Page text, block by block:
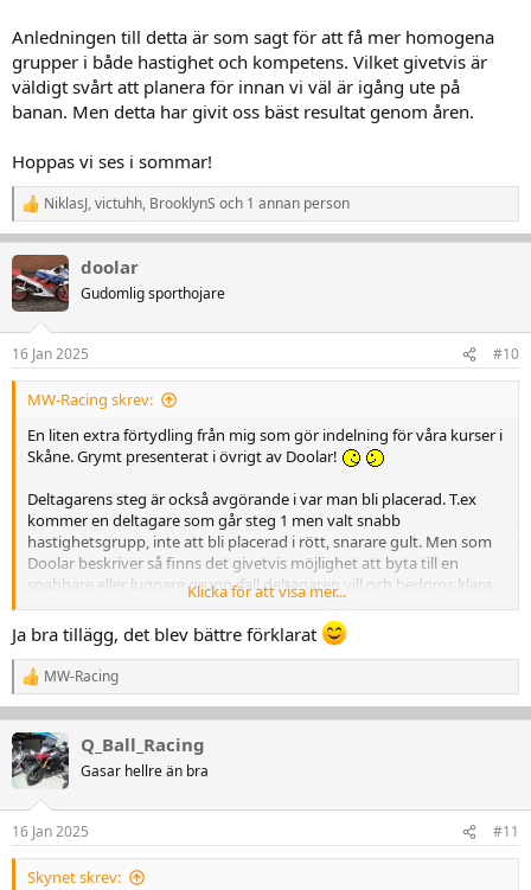
Anledningen till detta är som sagt för att få mer homogena
grupper i både hastighet och kompetens. Vilket givetvis är
väldigt svårt att planera för innan vi väl är igång ute på
banan. Men detta har givit oss bäst resultat genom åren.
Hoppas vi ses i sommar!
R
e
a
k
t
i
e
r
NiklasJ,victuhh, BrooklynS och 1 annan person
doolar
Gudomlig sporthojare
16 Jan 2025 #10
MW-Racing skrev:
En liten extra förtydling från mig som gör indelning för våra kurser i
Skåne. Grymt presenterat i övrigt av Doolar!
Deltagarens steg är också avgörande i var man bli placerad. T.ex
kommer en deltagare som går steg 1 men valt snabb
hastighetsgrupp, inte att bli placerad i rött, snarare gult. Men som
Doolar beskriver så finns det givetvis möjlighet att byta till en
snabbare eller lugnare grupp ifall deltagaren vill och bedöms klara
av det.
Tänkte jag förtydligar det lite, så inte någon ser detta och tror att
bara för man valt snabb så kommer man i rött.
Skulle beskriva det så här istället, och ha i åtanke att det är rätt
dynamiskt och inte skrivet i sten. Beror helt på hur många deltagare
vi får inom de olika stegen och hastighetsgrupperna.
Grönt: Steg 1-2 Lugn/Medel
Blått: Steg 2-4 Medel/Snabb
Rött: Steg 3-4 Medel/Snabb (Majoritet steg 4, Snabb)
Klicka för att visa mer...
Ja bra tillägg, det blev bättre förklarat
R
e
a
k
t
i
n
e
r
MW-Racing
Q_Ball_Racing
Gasar hellre än bra
16 Jan 2025 #11
Skynet skrev: